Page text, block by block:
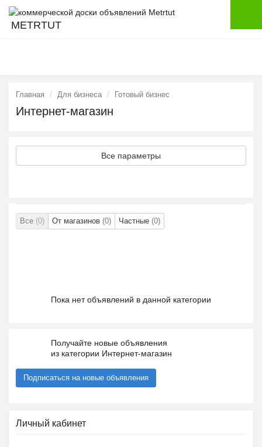
METRTUT
Главная Для бизнеса Готовый бизнес
Интернет-магазин
Все параметры
Все (0) От магазинов (0) Частные (0)
Пока нет объявлений в данной категории
Получайте новые объявления
из категории Интернет-магазин
Подписаться на новые объявления
Личный кабинет